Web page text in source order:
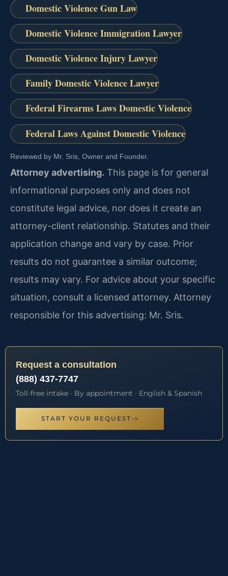
Domestic Violence Gun Law
Domestic Violence Immigration Lawyer
Domestic Violence Injury Lawyer
Family Domestic Violence Lawyer
Federal Firearms Laws Domestic Violence
Federal Laws Against Domestic Violence
Reviewed by Mr. Sris, Owner and Founder.
Attorney advertising. This page is for general
informational purposes only and does not
constitute legal advice, nor does it create an
attorney-client relationship. Statutes and their
application change and vary by case. Prior
results do not guarantee a similar outcome;
results may vary. For advice about your specific
situation, consult a licensed attorney. Attorney
responsible for this advertising: Mr. Sris.
Request a consultation
(888) 437-7747
Toll-free intake · By appointment · English & Spanish
START YOUR REQUEST